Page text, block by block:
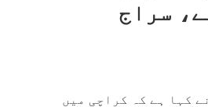
سراج
کہا ہے کہ کراچی میں